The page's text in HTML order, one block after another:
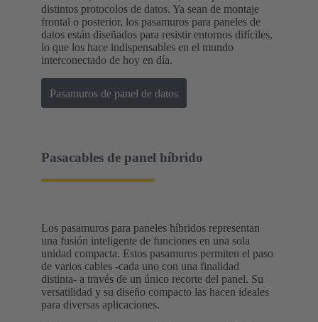
distintos protocolos de datos. Ya sean de montaje
frontal o posterior, los pasamuros para paneles de
datos están diseñados para resistir entornos difíciles,
lo que los hace indispensables en el mundo
interconectado de hoy en día.
Pasamuros de panel de datos
Pasacables de panel híbrido
Los pasamuros para paneles híbridos representan
una fusión inteligente de funciones en una sola
unidad compacta. Estos pasamuros permiten el paso
de varios cables -cada uno con una finalidad
distinta- a través de un único recorte del panel. Su
versatilidad y su diseño compacto las hacen ideales
para diversas aplicaciones.